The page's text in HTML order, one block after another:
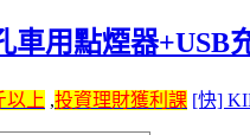
用點煙器+USB
以上 ,投資理財獲利課 [快]